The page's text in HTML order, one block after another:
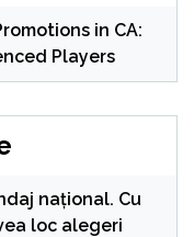
in CA:
Players
național. Cu
loc alegeri